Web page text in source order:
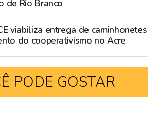
de Rio Branco
viabiliza entrega de caminhonetes
do cooperativismo no Acre
PODE GOSTAR